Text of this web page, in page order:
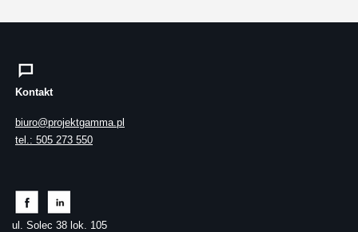
Kontakt
biuro@projektgamma.pl
tel.: 505 273 550
ul. Solec 38 lok. 105